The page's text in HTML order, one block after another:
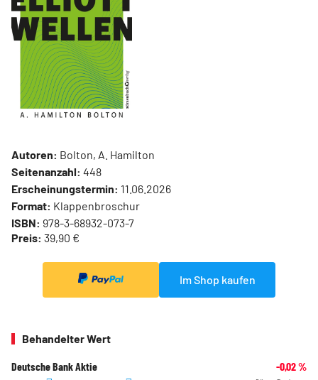
Autoren: Bolton, A. Hamilton
Seitenanzahl: 448
Erscheinungstermin: 11.06.2026
Format: Klappenbroschur
ISBN: 978-3-68932-073-7
Preis: 39,90 €
Im Shop kaufen
Behandelter Wert
Deutsche Bank Aktie -0,02%